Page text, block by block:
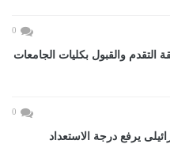
0
2026.. طريقة التقدم والقبول بكليات الجامعات
0
يرفع درجة الاستعداد